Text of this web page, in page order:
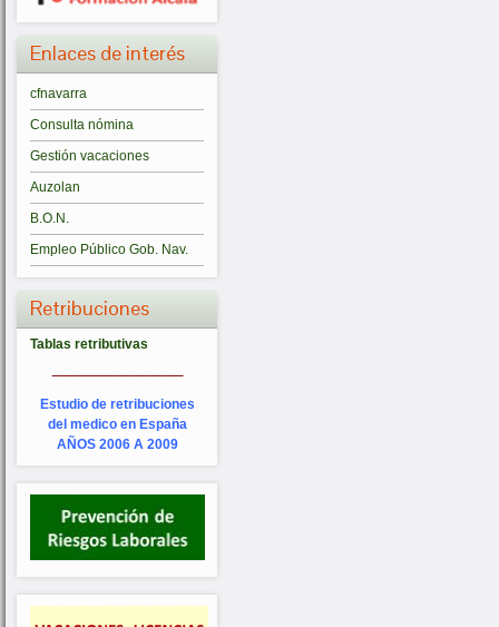
Enlaces de interés
cfnavarra
Consulta nómina
Gestión vacaciones
Auzolan
B.O.N.
Empleo Público Gob. Nav.
Retribuciones
Tablas retributivas
Estudio de retribuciones
del medico en España
AÑOS 2006 A 2009